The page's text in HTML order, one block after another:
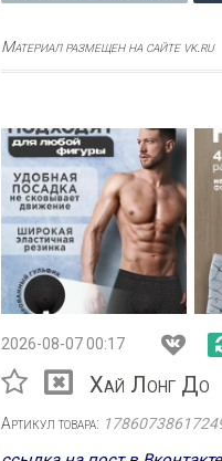
Материал размещен на сайте vk.ru
2026-08-07 00:17
Хай Лонг До
Артикул товара: